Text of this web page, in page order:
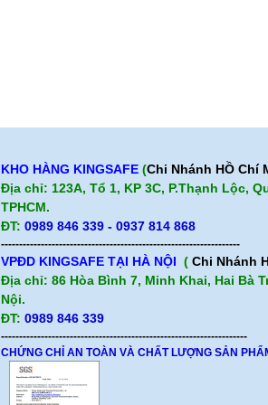
KHO HÀNG KINGSAFE(Chi Nhánh HỒ Chí
Địa chỉ: 123A, Tổ 1, KP 3C, P.Thạnh Lộc,
TPHCM.
ĐT:0989 846 339 - 0937 814 868
------------------------------------------------------------------
VPĐD KINGSAFE TẠI HÀ NỘI (Chi Nhánh
Địa chỉ: 86 Hòa Bình 7, Minh Khai, Hai Bà
Nội.
ĐT:0989 846 339
--------------------------------------------------------------------
CHỨNG CHỈ AN TOÀN VÀ CHẤT LƯỢNG SẢN